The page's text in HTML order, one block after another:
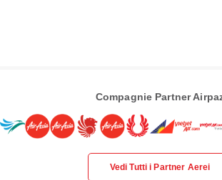
Compagnie Partner
Vedi Tutti i Partner Aerei